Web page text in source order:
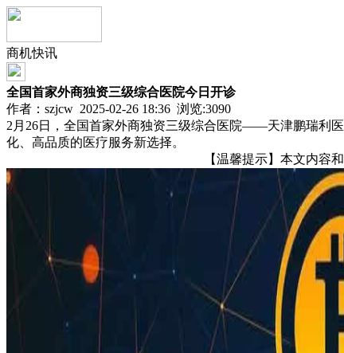
商机快讯
全国首家外商独资三级综合医院今日开诊
作者：szjcw 2025-02-26 18:36 浏览:3090
2月26日，全国首家外商独资三级综合医院——天津鹏瑞利
化、高品质的医疗服务新选择。
【温馨提示】本文内容